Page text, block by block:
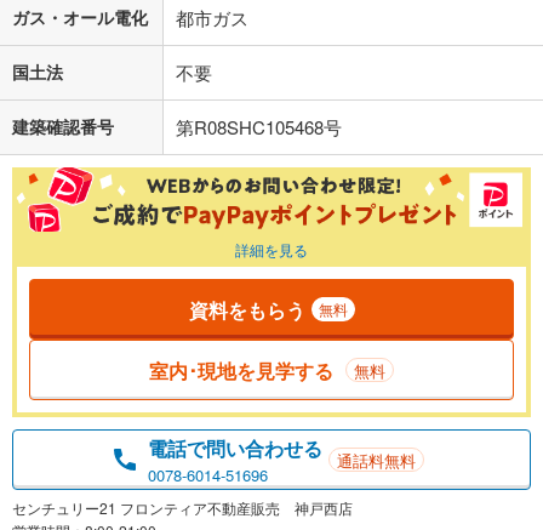
ガス・オール電化 都市ガス
国土法 不要
建築確認番号 第R08SHC105468号
詳細を見る
資料をもらう 無料
室内･現地を見学する 無料
電話で問い合わせる
0078-6014-51696
通話料無料
センチュリー21 フロンティア不動産販売 神戸西店